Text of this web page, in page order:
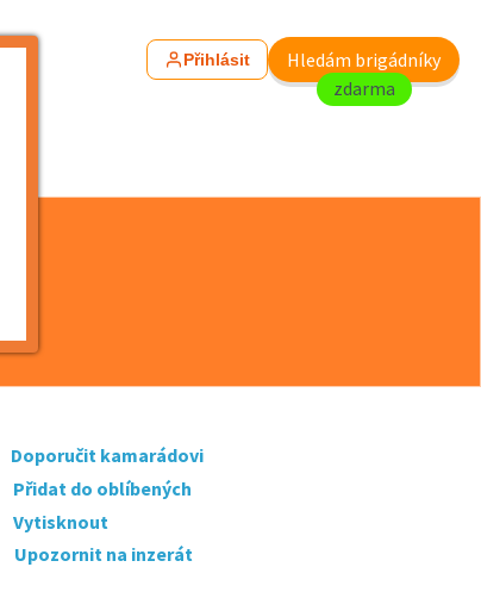
Přihlásit
Hledám brigádníky
zdarma
Doporučit kamarádovi
Přidat do oblíbených
Vytisknout
Upozornit na inzerát